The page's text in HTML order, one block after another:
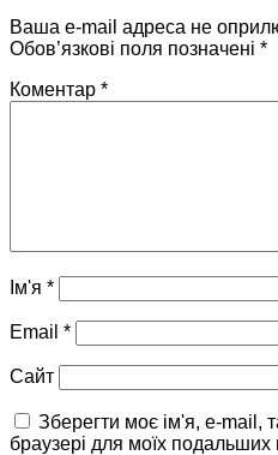
Ваша e-mail адреса не
Обов’язкові поля позначені *
Коментар *
Ім'я *
Email *
Сайт
Зберегти моє ім'я, e-mail,
браузері для моїх подальших